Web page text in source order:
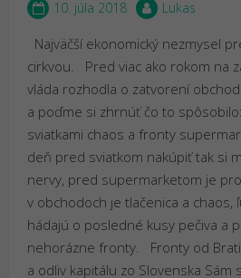
10. júla 2018 Lukas
Najväčší ekonomický nezmysel
cirkvou. Pred viac ako rokom na
vláda rozhodla o zatvorení
a poďme si zhrnúť čo to
sviatkami chaos a fronty
deň pred sviatkom nakúpiť tak si
nervy, pred supermarketom je
v obchodoch je tlačenica a chaos,
hádajú o posledné kusy pečiva a
nehorázne fronty. Fronty od
a odliv kapitálu zo Slovenska Sám